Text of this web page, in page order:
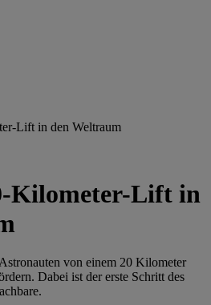
Lift in den Weltraum
Kilometer-Lift in
von einem 20 Kilometer
Dabei ist der erste Schritt des